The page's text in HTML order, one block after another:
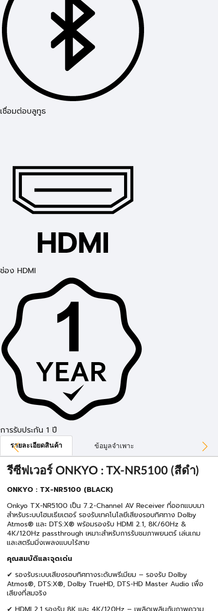
เชื่อมต่อบลูทูธ
ช่อง HDMI
การรับประกัน 1 ปี
รายละเอียดสินค้า ข้อมูลจำเพาะ
รีซีฟเวอร์ ONKYO : TX-NR5100 (สีดำ)
ONKYO : TX-NR5100 (BLACK)
Onkyo TX-NR5100 เป็น 7.2-Channel AV Receiver ที่ออกแบบมา
สำหรับระบบโฮมเธียเตอร์ รองรับเทคโนโลยีเสียงรอบทิศทาง Dolby
Atmos® และ DTS:X® พร้อมรองรับ HDMI 2.1, 8K/60Hz &
4K/120Hz passthrough เหมาะสำหรับการรับชมภาพยนตร์ เล่นเกม
และสตรีมมิ่งเพลงแบบไร้สาย
คุณสมบัติและจุดเด่น
✔ รองรับระบบเสียงรอบทิศทางระดับพรีเมียม – รองรับ Dolby
Atmos®, DTS:X®, Dolby TrueHD, DTS-HD Master Audio เพื่อ
เสียงที่สมจริง